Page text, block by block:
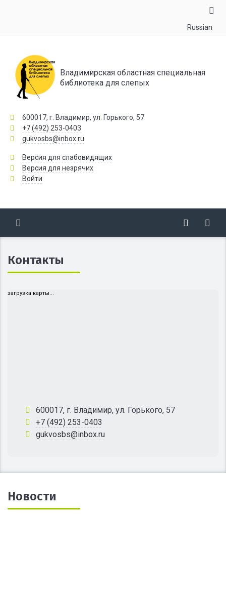
Russian
Владимирская областная специальная
библиотека для слепых
600017, г. Владимир, ул. Горького, 57
+7 (492) 253-0403
gukvosbs@inbox.ru
Версия для слабовидящих
Версия для незрячих
Войти
Контакты
загрузка карты...
600017, г. Владимир, ул. Горького, 57
+7 (492) 253-0403
gukvosbs@inbox.ru
Новости